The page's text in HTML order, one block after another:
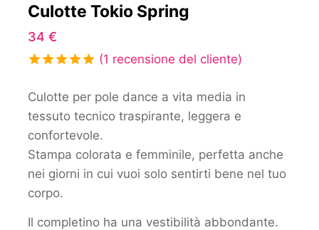
Culotte Tokio Spring
of 5
(1 recensione del cliente)
34 €
Culotte per pole dance a vita media in
tessuto tecnico traspirante, leggera e
confortevole.
Stampa colorata e femminile, perfetta anche
nei giorni in cui vuoi solo sentirti bene nel tuo
corpo.
Il completino ha una vestibilità abbondante.